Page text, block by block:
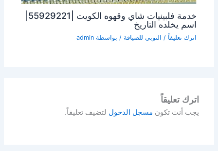
اسم يخلده التاريخ
اترك تعليقاً / النوبي للضيافة / بواسطة admin
اترك تعليقاً
يجب أنت تكون مسجل الدخول لتضيف تعليقاً.